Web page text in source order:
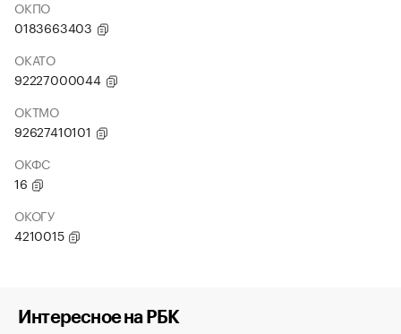
ОКПО
0183663403
ОКАТО
92227000044
ОКТМО
92627410101
ОКФС
16
ОКОГУ
4210015
Интересное на РБК